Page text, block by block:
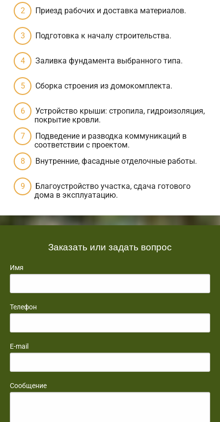
Приезд рабочих и доставка материалов.
Подготовка к началу строительства.
Заливка фундамента выбранного типа.
Сборка строения из домокомплекта.
Устройство крыши: стропила, гидроизоляция,
покрытие кровли.
Подведение и разводка коммуникаций в
соответствии с проектом.
Внутренние, фасадные отделочные работы.
Благоустройство участка, сдача готового
дома в эксплуатацию.
Заказать или задать вопрос
Имя
Телефон
E-mail
Сообщение